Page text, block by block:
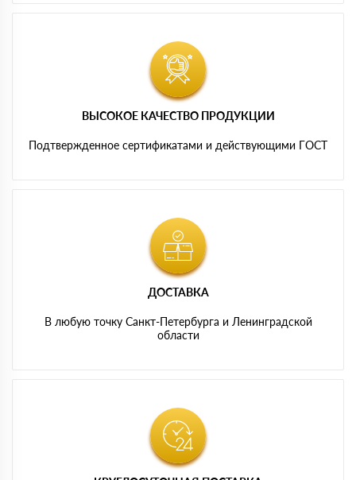
ВЫСОКОЕ КАЧЕСТВО ПРОДУКЦИИ
Подтвержденное сертификатами и действующими ГОСТ
ДОСТАВКА
В любую точку Санкт-Петербурга и Ленинградской
области